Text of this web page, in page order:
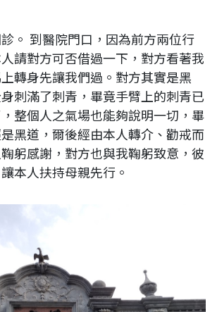
。 到醫院門口，因為前方兩位行
請對方可否借過一下，對方看著我
轉身先讓我們過。對方其實是黑
刺滿了刺青，畢竟手臂上的刺青已
整個人之氣場也能夠說明一切，畢
黑道，爾後經由本人轉介、勸戒而
躬感謝，對方也與我鞠躬致意，彼
本人扶持母親先行。